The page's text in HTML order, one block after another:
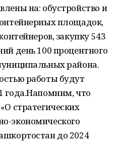
на: обустройство и
площадок,
закупку 543
день 100 процентного
района.
работы будут
года.Напомним, что
стратегических
экономического
до 2024